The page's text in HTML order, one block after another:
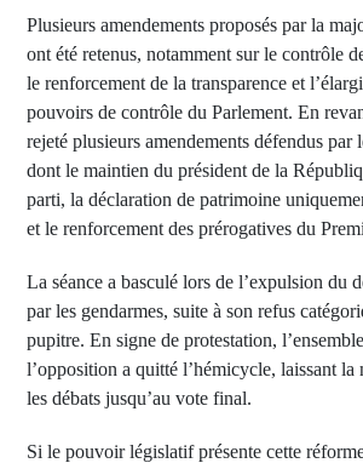
Plusieurs amendements proposés par la
ont été retenus, notamment sur le contrôle
le renforcement de la transparence et
pouvoirs de contrôle du Parlement. En
rejeté plusieurs amendements défendus par
dont le maintien du président de la
parti, la déclaration de patrimoine
et le renforcement des prérogatives du
La séance a basculé lors de l’expulsion du
par les gendarmes, suite à son refus
pupitre. En signe de protestation,
l’opposition a quitté l’hémicycle, laissant
les débats jusqu’au vote final.
Si le pouvoir législatif présente cette